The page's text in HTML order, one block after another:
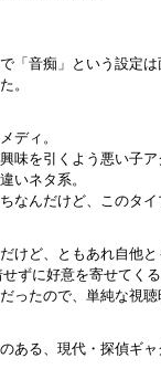
「音痴」という設定は
。
ディ。
味を引くよう悪い子
いネタ系。
なんだけど、このタ
けど、ともあれ自他
ずに好意を寄せてく
ったので、単純な視聴
ある、現代・探偵ギャ